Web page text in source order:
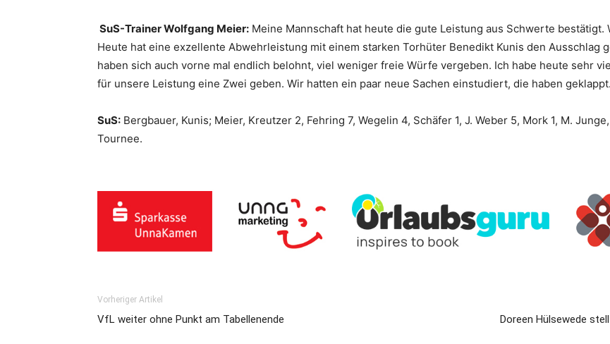
SuS-Trainer Wolfgang Meier: Meine Mannschaft hat heute die gute Leistung aus Schwerte
Heute hat eine exzellente Abwehrleistung mit einem starken Torhüter Benedikt Kunis den Ausschlag
haben sich auch vorne mal endlich belohnt, viel weniger freie Würfe vergeben. Ich habe heute sehr
für unsere Leistung eine Zwei geben. Wir hatten ein paar neue Sachen einstudiert, die haben
SuS: Bergbauer, Kunis; Meier, Kreutzer 2, Fehring 7, Wegelin 4, Schäfer 1, J. Weber 5, Mork 1, M.
Tournee.
Vorheriger Artikel
VfL weiter ohne Punkt am Tabellenende
Doreen Hülsewede